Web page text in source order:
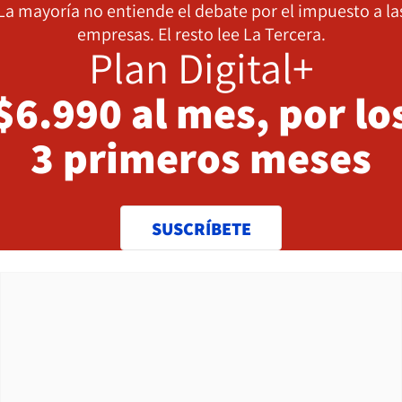
mayoría no entiende el debate por el impuesto a
empresas. El resto lee La Tercera.
Plan Digital+
al mes, por
3 primeros meses
SUSCRÍBETE